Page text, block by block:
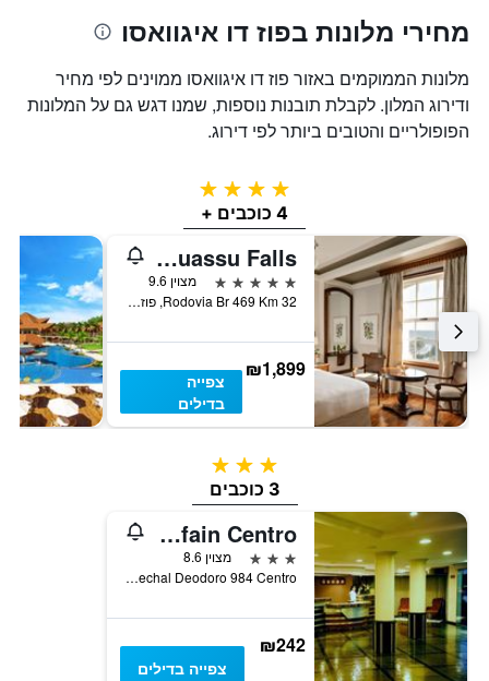
מחירי מלונות בפוז דו איגוואסו
מלונות הממוקמים באזור פוז דו איגוואסו ממוינים לפי מחיר
ודירוג המלון. לקבלת תובנות נוספות, שמנו דגש גם על המלונות
הפופולריים והטובים ביותר לפי דירוג.
4 כוכבים
4 כוכבים +
Hotel das Cataratas, A Belmond Hotel, Iguassu Falls
5 כוכבים
מצוין 9.6
Rodovia Br 469 Km 32, פוז דו איגוואסו, ברזיל
₪1,899
צפייה
בדילים
3 כוכבים
3 כוכבים
Hotel Rafain Centro
3 כוכבים
מצוין 8.6
Rua Marechal Deodoro 984 Centro, פוז דו איגוואסו, ברזיל
₪242
צפייה בדילים